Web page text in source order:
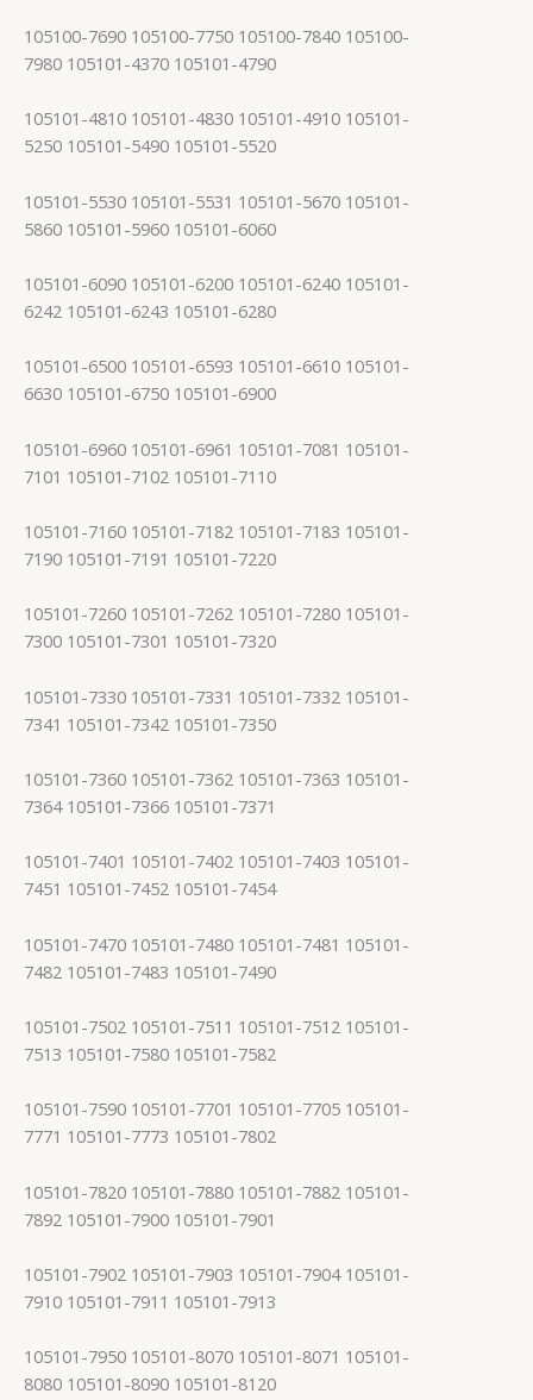
105100-7690 105100-7750 105100-7840 105100-
7980 105101-4370 105101-4790
105101-4810 105101-4830 105101-4910 105101-
5250 105101-5490 105101-5520
105101-5530 105101-5531 105101-5670 105101-
5860 105101-5960 105101-6060
105101-6090 105101-6200 105101-6240 105101-
6242 105101-6243 105101-6280
105101-6500 105101-6593 105101-6610 105101-
6630 105101-6750 105101-6900
105101-6960 105101-6961 105101-7081 105101-
7101 105101-7102 105101-7110
105101-7160 105101-7182 105101-7183 105101-
7190 105101-7191 105101-7220
105101-7260 105101-7262 105101-7280 105101-
7300 105101-7301 105101-7320
105101-7330 105101-7331 105101-7332 105101-
7341 105101-7342 105101-7350
105101-7360 105101-7362 105101-7363 105101-
7364 105101-7366 105101-7371
105101-7401 105101-7402 105101-7403 105101-
7451 105101-7452 105101-7454
105101-7470 105101-7480 105101-7481 105101-
7482 105101-7483 105101-7490
105101-7502 105101-7511 105101-7512 105101-
7513 105101-7580 105101-7582
105101-7590 105101-7701 105101-7705 105101-
7771 105101-7773 105101-7802
105101-7820 105101-7880 105101-7882 105101-
7892 105101-7900 105101-7901
105101-7902 105101-7903 105101-7904 105101-
7910 105101-7911 105101-7913
105101-7950 105101-8070 105101-8071 105101-
8080 105101-8090 105101-8120